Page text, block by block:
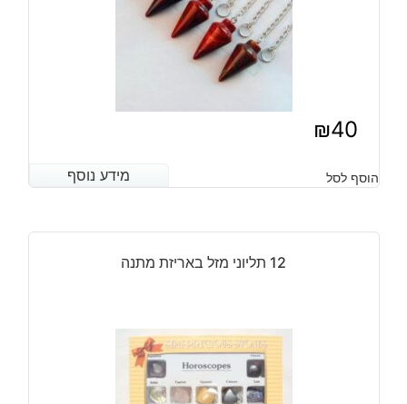
₪40
מידע נוסף הוסף לסל מידע נוסף
12 תליוני מזל באריזת מתנה